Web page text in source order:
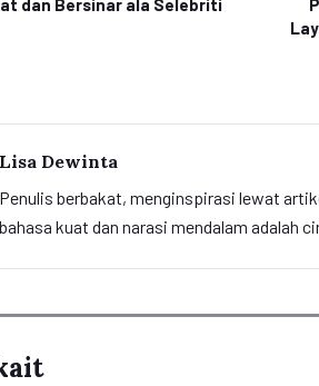
dan Bersinar ala Selebriti
Lisa Dewinta
Penulis berbakat, menginspirasi lewat
bahasa kuat dan narasi mendalam adalah